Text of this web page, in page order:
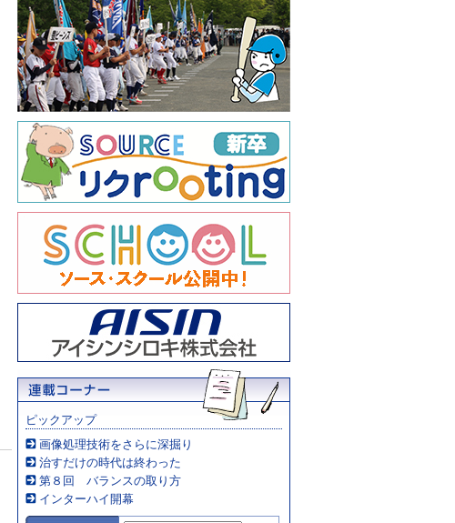
ピックアップ
画像処理技術をさらに深掘り
治すだけの時代は終わった
第８回 バランスの取り方
インターハイ開幕